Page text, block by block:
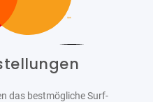
das bestmögliche Surf-